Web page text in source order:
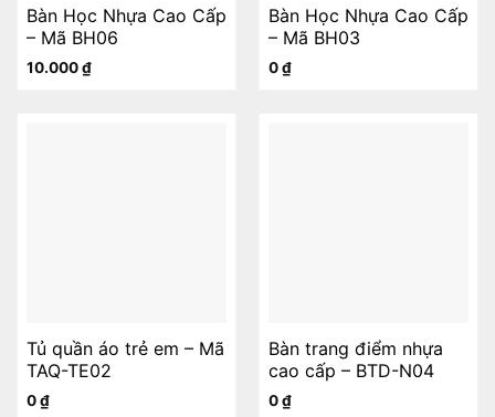
Bàn Học Nhựa Cao Cấp
– Mã BH06
10.000₫
Bàn Học Nhựa Cao Cấp
– Mã BH03
0₫
Tủ quần áo trẻ em – Mã
TAQ-TE02
0₫
Bàn trang điểm nhựa
cao cấp – BTD-N04
0₫